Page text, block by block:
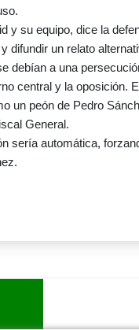
y su equipo, dice la
difundir un relato
debían a una
central y la oposición.
un peón de Pedro
General.
sería automática,